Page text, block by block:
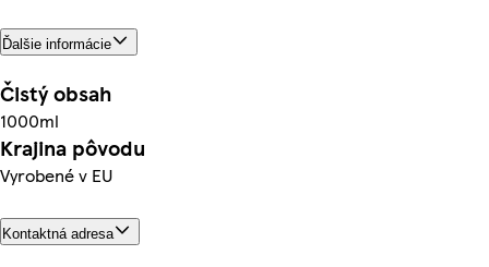
Ďalšie informácie
Čistý obsah
1000ml
Krajina pôvodu
Vyrobené v EU
Kontaktná adresa